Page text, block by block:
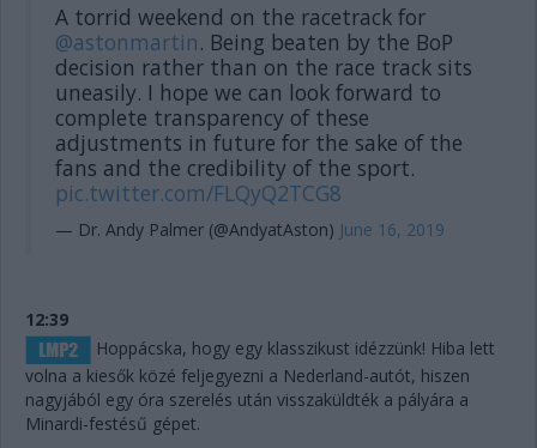
A torrid weekend on the racetrack for
@astonmartin. Being beaten by the BoP
decision rather than on the race track sits
uneasily. I hope we can look forward to
complete transparency of these
adjustments in future for the sake of the
fans and the credibility of the sport.
pic.twitter.com/FLQyQ2TCG8
— Dr. Andy Palmer (@AndyatAston) June 16, 2019
12:39
Hoppácska, hogy egy klasszikust idézzünk! Hiba lett
volna a kiesők közé feljegyezni a Nederland-autót, hiszen
nagyjából egy óra szerelés után visszaküldték a pályára a
Minardi-festésű gépet.